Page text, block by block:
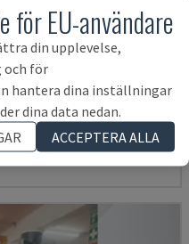
153 455 SEK
för EU-användare
din upplevelse,
och för
hantera dina inställningar
dina data nedan.
ACCEPTERA ALLA